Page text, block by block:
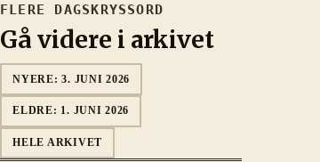
FLERE DAGSKRYSSORD
Gå videre i arkivet
NYERE:3. JUNI 2026
ELDRE: 1. JUNI 2026
HELE ARKIVET